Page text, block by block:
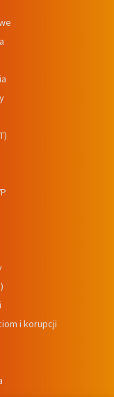
i korupcji